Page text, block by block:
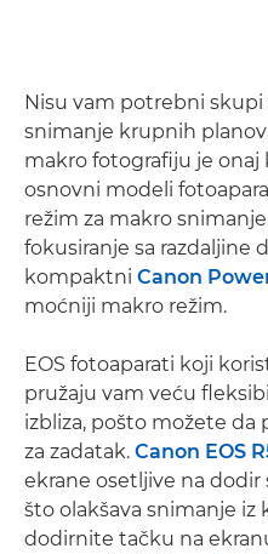
Nisu vam potrebni
snimanje krupnih
makro fotografiju je onaj
osnovni modeli
režim za makro
fokusiranje sa razdaljine
kompaktni Canon
moćniji makro režim.
EOS fotoaparati koji
pružaju vam veću
izbliza, pošto možete
za zadatak. Canon EOS
ekrane osetljive na
što olakšava snimanje iz
dodirnite tačku na